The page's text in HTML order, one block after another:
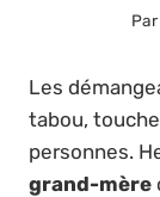
Par
Les
tabou,
personnes.
grand-mère